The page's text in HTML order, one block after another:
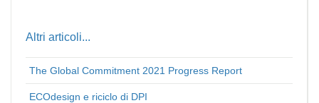
Altri articoli...
The Global Commitment 2021 Progress Report
ECOdesign e riciclo di DPI